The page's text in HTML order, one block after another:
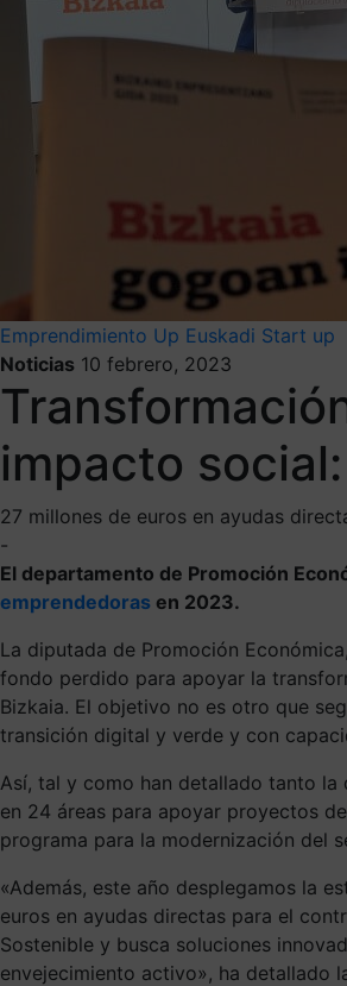
Emprendimiento Up Euskadi Start up
Noticias 10 febrero, 2023
impacto
27 millones de euros en ayudas
-
El departamento de Promoción
emprendedoras en 2023.
La diputada de Promoción
fondo perdido para apoyar la
Bizkaia. El objetivo no es otro que
transición digital y verde y con
Así, tal y como han detallado tanto la
en 24 áreas para apoyar proyectos
programa para la modernización del
«Además, este año desplegamos la
euros en ayudas directas para el
Sostenible y busca soluciones
envejecimiento activo», ha detallado